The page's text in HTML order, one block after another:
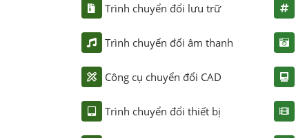
Trình chuyển đổi lưu trữ
Trình chuyển đổi âm thanh
Công cụ chuyển đổi CAD
Trình chuyển đổi thiết bị